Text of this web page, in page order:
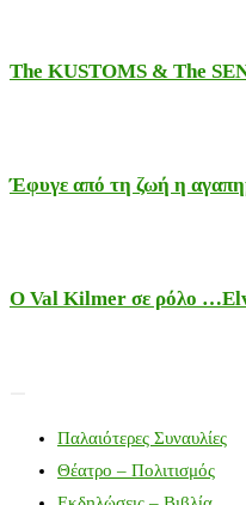
The KUSTOMS & The
Έφυγε από τη ζωή η
Ο Val Kilmer σε ρόλο
Παλαιότερες Συναυλίες
Θέατρο – Πολιτισμός